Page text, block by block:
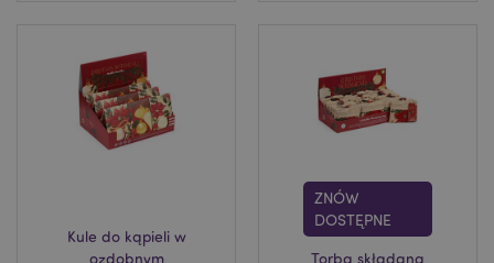
Kule do kąpieli w
ozdobnym
ZNÓW
DOSTĘPNE
Torba składana
form_key
.www.puckator.pl
PHP.net
.www.puckator.pl